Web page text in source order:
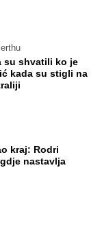
su shvatili ko je
kada su stigli na
kraj: Rodri
nastavlja